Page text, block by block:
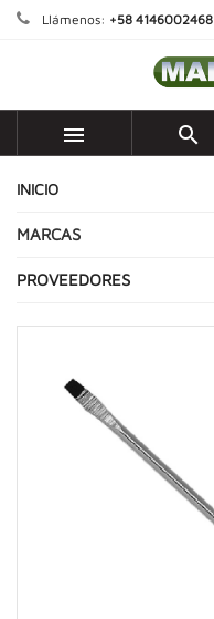
Llámenos: +58 4146002468
 
INICIO
MARCAS
PROVEEDORES